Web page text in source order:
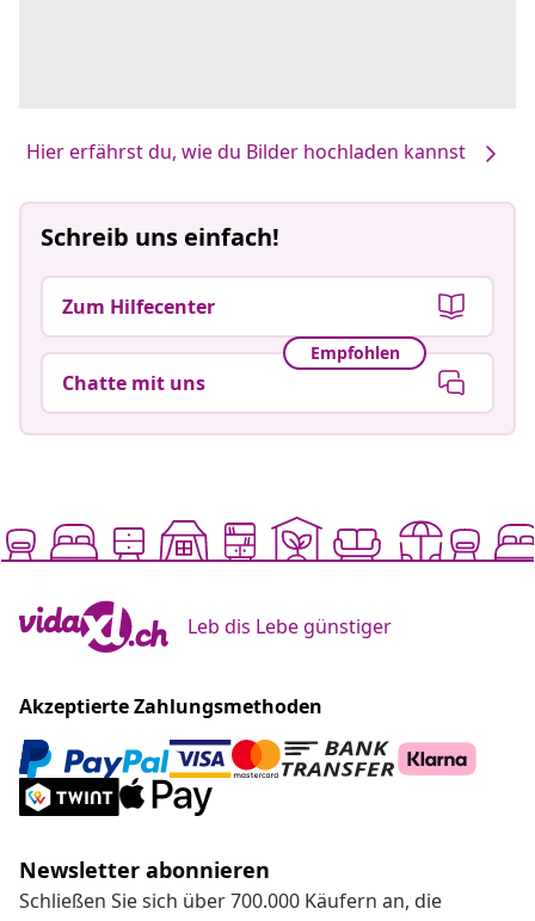
Hier erfährst du, wie du Bilder hochladen kannst
Schreib uns einfach!
Zum Hilfecenter
Empfohlen
Chatte mit uns
Leb dis Lebe günstiger
Akzeptierte Zahlungsmethoden
Newsletter abonnieren
Schließen Sie sich über 700.000 Käufern an, die